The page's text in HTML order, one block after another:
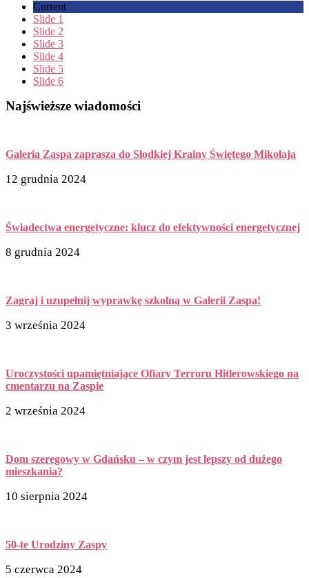
Current
Slide 1
Slide 2
Slide 3
Slide 4
Slide 5
Slide 6
Najświeższe wiadomości
Galeria Zaspa zaprasza do Słodkiej Krainy Świętego Mikołaja
12 grudnia 2024
Świadectwa energetyczne: klucz do efektywności energetycznej
8 grudnia 2024
Zagraj i uzupełnij wyprawkę szkolną w Galerii Zaspa!
3 września 2024
Uroczystości upamiętniające Ofiary Terroru Hitlerowskiego na
cmentarzu na Zaspie
2 września 2024
Dom szeregowy w Gdańsku – w czym jest lepszy od dużego
mieszkania?
10 sierpnia 2024
50-te Urodziny Zaspy
5 czerwca 2024